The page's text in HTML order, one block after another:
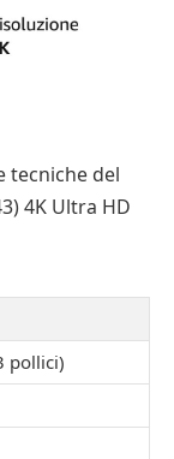
tecniche del
4K Ultra HD
pollici)